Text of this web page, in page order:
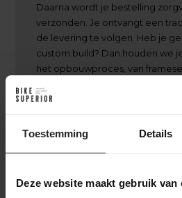
Toestemming Details
Deze website maakt gebruik van
Daarna wordt je bestelling
verzonden. Je ontvangt een
de levering te volgen. Heb je
custom build? Dan houden we
het opbouwproces, van
afmontage, zodat je precies
unieke fiets klaar is